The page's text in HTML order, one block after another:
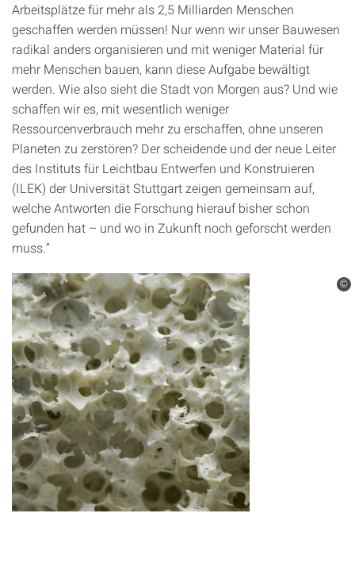
Arbeitsplätze für mehr als 2,5 Milliarden Menschen
geschaffen werden müssen! Nur wenn wir unser Bauwesen
radikal anders organisieren und mit weniger Material für
mehr Menschen bauen, kann diese Aufgabe bewältigt
werden. Wie also sieht die Stadt von Morgen aus? Und wie
schaffen wir es, mit wesentlich weniger
Ressourcenverbrauch mehr zu erschaffen, ohne unseren
Planeten zu zerstören? Der scheidende und der neue Leiter
des Instituts für Leichtbau Entwerfen und Konstruieren
(ILEK) der Universität Stuttgart zeigen gemeinsam auf,
welche Antworten die Forschung hierauf bisher schon
gefunden hat – und wo in Zukunft noch geforscht werden
muss.“
©